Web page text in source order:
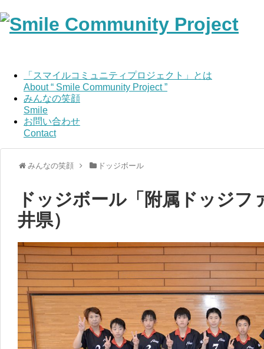
「スマイルコミュニティプロジェクト」とは
About “ Smile Community Project ”
みんなの笑顔
Smile
お問い合わせ
Contact
みんなの笑顔 ドッジボール
ドッジボール「附属ドッジフ
井県）